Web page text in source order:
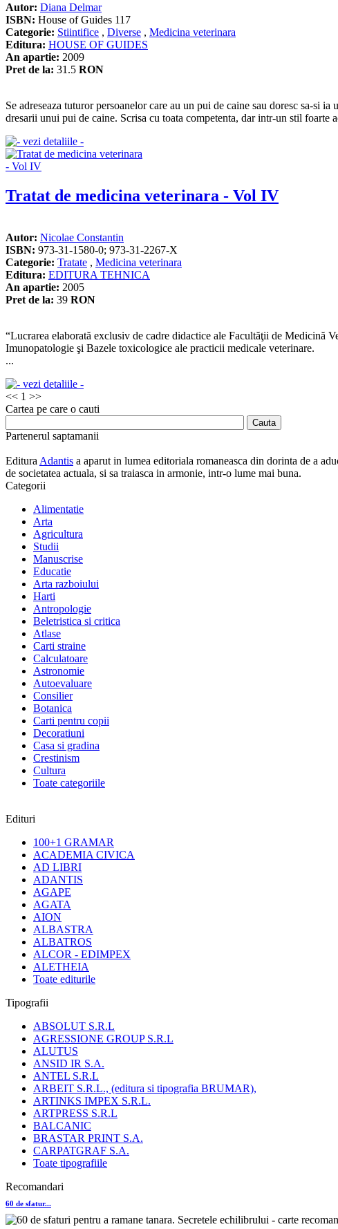
Autor: Diana Delmar
ISBN: House of Guides 117
Categorie: Stiintifice , Diverse , Medicina veterinara
Editura: HOUSE OF GUIDES
An apartie: 2009
Pret de la: 31.5 RON
Se adreseaza tuturor persoanelor care au un pui de caine sau doresc sa-si
dresarii unui pui de caine. Scrisa cu toata competenta, dar intr-un stil foarte
Tratat de medicina veterinara - Vol IV
Autor: Nicolae Constantin
ISBN: 973-31-1580-0; 973-31-2267-X
Categorie: Tratate , Medicina veterinara
Editura: EDITURA TEHNICA
An apartie: 2005
Pret de la: 39 RON
“Lucrarea elaborată exclusiv de cadre didactice ale Facultăţii de Medicină
Imunopatologie şi Bazele toxicologice ale practicii medicale veterinare.
...
<< 1 >>
Cartea pe care o cauti
Partenerul saptamanii
Editura Adantis a aparut in lumea editoriala romaneasca din dorinta de a
de societatea actuala, si sa traiasca in armonie, intr-o lume mai buna.
Categorii
Alimentatie
Arta
Agricultura
Studii
Manuscrise
Educatie
Arta razboiului
Harti
Antropologie
Beletristica si critica
Atlase
Carti straine
Calculatoare
Astronomie
Autoevaluare
Consilier
Botanica
Carti pentru copii
Decoratiuni
Casa si gradina
Crestinism
Cultura
Toate categoriile
Edituri
100+1 GRAMAR
ACADEMIA CIVICA
AD LIBRI
ADANTIS
AGAPE
AGATA
AION
ALBASTRA
ALBATROS
ALCOR - EDIMPEX
ALETHEIA
Toate editurile
Tipografii
ABSOLUT S.R.L
AGRESSIONE GROUP S.R.L
ALUTUS
ANSID IR S.A.
ANTEL S.R.L
ARBEIT S.R.L., (editura si tipografia BRUMAR),
ARTINKS IMPEX S.R.L.
ARTPRESS S.R.L
BALCANIC
BRASTAR PRINT S.A.
CARPATGRAF S.A.
Toate tipografiile
Recomandari
60 de sfatur...